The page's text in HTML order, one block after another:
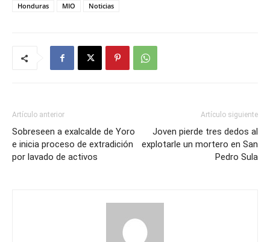
Honduras
MIO Noticias
Artículo anterior
Sobreseen a exalcalde de Yoro
e inicia proceso de extradición
por lavado de activos
Artículo siguiente
Joven pierde tres dedos al
explotarle un mortero en San
Pedro Sula